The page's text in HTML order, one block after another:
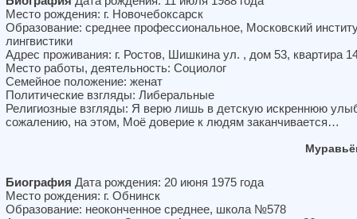
Место рождения: г. Новочебоксарск
Образование: среднее профессиональное, Московский
лингвистики
Адрес проживания: г. Ростов, Шишкина ул. , дом 53, квартира
Место работы, деятельность: Социолог
Семейное положение: женат
Политические взгляды: Либеральные
Религиозные взгляды: Я верю лишь в детскую искреннюю
сожалению, на этом, Моё доверие к людям заканчивается…
Биография Дата рождения: 20 июня 1975 года
Место рождения: г. Обнинск
Образование: неоконченное среднее, школа №578